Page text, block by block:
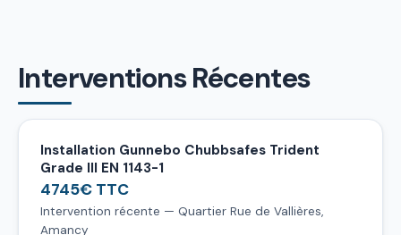
Interventions Récentes
Installation Gunnebo Chubbsafes Trident
Grade III EN 1143-1
4745€ TTC
Intervention récente — Quartier Rue de Vallières,
Amancy